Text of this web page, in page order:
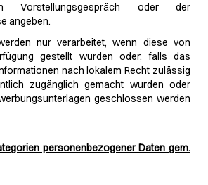
Vorstellungsgespräch oder der
angeben.
nur verarbeitet, wenn diese von
gestellt wurden oder, falls das
nach lokalem Recht zulässig
zugänglich gemacht wurden oder
geschlossen werden
personenbezogener Daten gem.